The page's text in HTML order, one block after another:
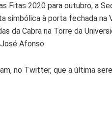
Fitas 2020 para outubro, a
simbólica à porta fechada na
da Cabra na Torre da
Afonso.
no Twitter, que a última